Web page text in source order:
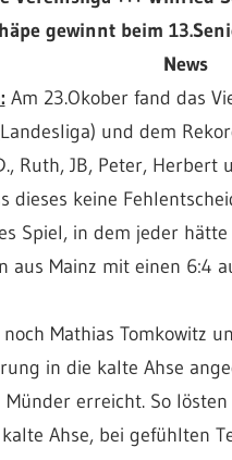
gewinnt beim
News
Am 23.Okober fand das
und dem
Ruth, JB, Peter,
dieses keine
Spiel, in dem jeder
aus Mainz mit einen 6:4
Mathias Tomkowitz
in die kalte Ahse
erreicht. So
Ahse, bei gefühlten